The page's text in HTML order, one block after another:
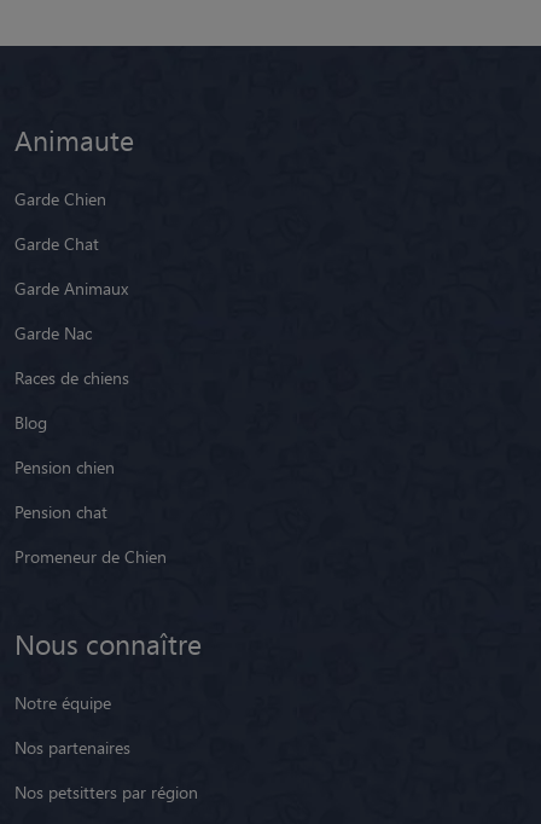
Animaute
Garde Chien
Garde Chat
Garde Animaux
Garde Nac
Races de chiens
Blog
Pension chien
Pension chat
Promeneur de Chien
Nous connaître
Notre équipe
Nos partenaires
Nos petsitters par région